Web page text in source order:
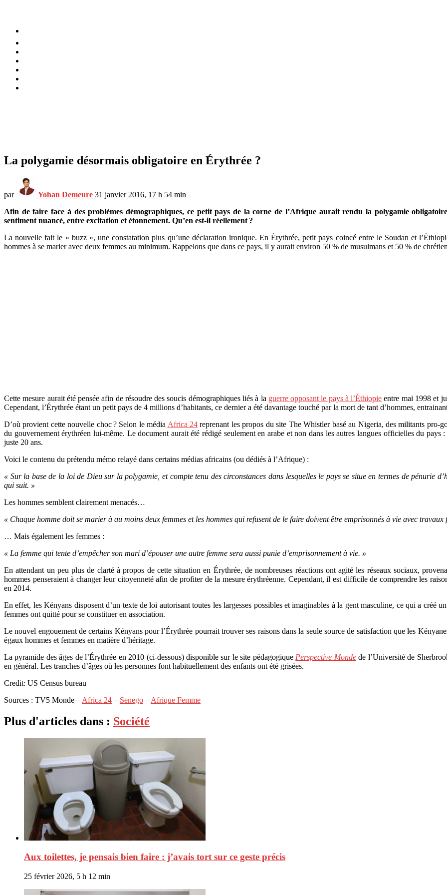
La polygamie désormais obligatoire en Érythrée ?
par Yohan Demeure 31 janvier 2016, 17 h 54 min
Afin de faire face à des problèmes démographiques, ce petit pays de la corne de l’Afrique aurait rendu la polygamie
sentiment nuancé, entre excitation et étonnement. Qu’en est-il réellement ?
La nouvelle fait le « buzz », une constatation plus qu’une déclaration ironique. En Érythrée, petit pays coincé entre le Soudan et
hommes à se marier avec deux femmes au minimum. Rappelons que dans ce pays, il y aurait environ 50 % de musulmans et 50 % de
Cette mesure aurait été pensée afin de résoudre des soucis démographiques liés à la guerre opposant le pays à l’Éthiopie entre mai 1998 et
Cependant, l’Érythrée étant un petit pays de 4 millions d’habitants, ce dernier a été davantage touché par la mort de tant d’hommes,
D’où provient cette nouvelle choc ? Selon le média Africa 24 reprenant les propos du site The Whistler basé au Nigeria, des militants pro-
du gouvernement érythréen lui-même. Le document aurait été rédigé seulement en arabe et non dans les autres langues officielles du pays
juste 20 ans.
Voici le contenu du prétendu mémo relayé dans certains médias africains (ou dédiés à l’Afrique) :
« Sur la base de la loi de Dieu sur la polygamie, et compte tenu des circonstances dans lesquelles le pays se situe en termes de pénurie
qui suit. »
Les hommes semblent clairement menacés…
« Chaque homme doit se marier à au moins deux femmes et les hommes qui refusent de le faire doivent être emprisonnés à vie avec travaux
… Mais également les femmes :
« La femme qui tente d’empêcher son mari d’épouser une autre femme sera aussi punie d’emprisonnement à vie. »
En attendant un peu plus de clarté à propos de cette situation en Érythrée, de nombreuses réactions ont agité les réseaux sociaux,
hommes penseraient à changer leur citoyenneté afin de profiter de la mesure érythréenne. Cependant, il est difficile de comprendre les
en 2014.
En effet, les Kényans disposent d’un texte de loi autorisant toutes les largesses possibles et imaginables à la gent masculine, ce qui a créé
femmes ont quitté pour se constituer en association.
Le nouvel engouement de certains Kényans pour l’Érythrée pourrait trouver ses raisons dans la seule source de satisfaction que les
égaux hommes et femmes en matière d’héritage.
La pyramide des âges de l’Érythrée en 2010 (ci-dessous) disponible sur le site pédagogique Perspective Mondede l’Université de
en général. Les tranches d’âges où les personnes font habituellement des enfants ont été grisées.
Credit: US Census bureau
Sources : TV5 Monde – Africa 24 – Senego – Afrique Femme
Plus d'articles dans : Société
Aux toilettes, je pensais bien faire : j’avais tort sur ce geste précis
25 février 2026, 5 h 12 min